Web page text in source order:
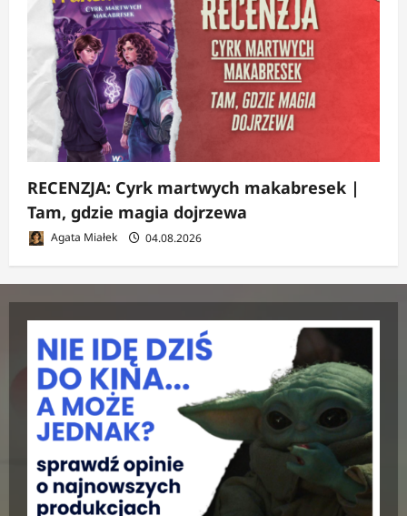
RECENZJA: Cyrk martwych makabresek |
Tam, gdzie magia dojrzewa
Agata Miałek 04.08.2026